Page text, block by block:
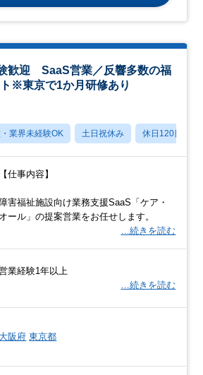
歓迎 SaaS営業／反響多数の福
※東京で1か月研修あり
業界未経験OK 土日祝休み 休日120日以上
【仕事内容】
害福祉施設向け業務支援SaaS「ケア・
オール」の提案営業をお任せします。
…続きを読む
業経験1年以上
…続きを読む
大阪府 東京都